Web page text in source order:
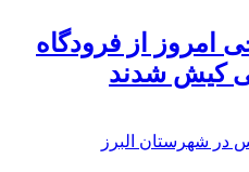
امروز از فرودگاه
کیش شدند